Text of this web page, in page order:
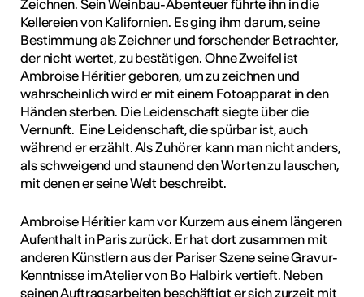
Zeichnen. Sein Weinbau-Abenteuer führte ihn in die
Kellereien von Kalifornien. Es ging ihm darum, seine
Bestimmung als Zeichner und forschender Betrachter,
der nicht wertet, zu bestätigen. Ohne Zweifel ist
Ambroise Héritier geboren, um zu zeichnen und
wahrscheinlich wird er mit einem Fotoapparat in den
Händen sterben. Die Leidenschaft siegte über die
Vernunft. Eine Leidenschaft, die spürbar ist, auch
während er erzählt. Als Zuhörer kann man nicht anders,
als schweigend und staunend den Worten zu lauschen,
mit denen er seine Welt beschreibt.
Ambroise Héritier kam vor Kurzem aus einem längeren
Aufenthalt in Paris zurück. Er hat dort zusammen mit
anderen Künstlern aus der Pariser Szene seine Gravur-
Kenntnisse im Atelier von Bo Halbirk vertieft. Neben
seinen Auftragsarbeiten beschäftigt er sich zurzeit mit